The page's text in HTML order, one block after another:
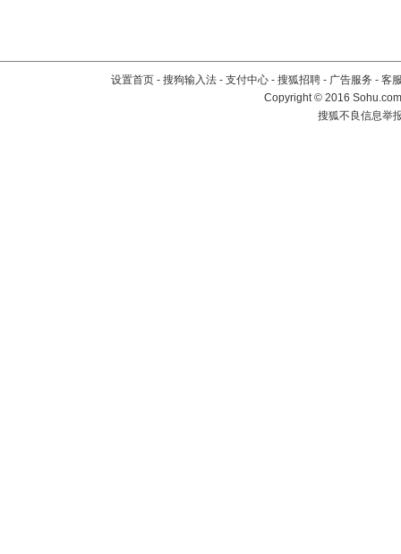
设置首页 - 搜狗输入法 - 支付中心 - 搜狐招聘 - 广告服务 - 客
Copyright©2016
搜狐不良信息举